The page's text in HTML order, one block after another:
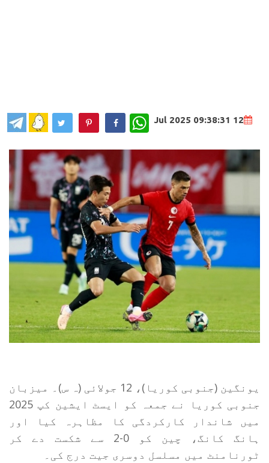
12 Jul 2025 09:38:31
WhatsApp
یونگین (جنوبی کوریا)، 12 جولائی (ہ س)۔ میزبان
جنوبی کوریا نے جمعہ کو ایسٹ ایشین کپ 2025
میں شاندار کارکردگی کا مظاہرہ کیا اور
ہانگ کانگ، چین کو 0-2 سے شکست دے کر
ٹورنامنٹ میں مسلسل دوسری جیت درج کی۔